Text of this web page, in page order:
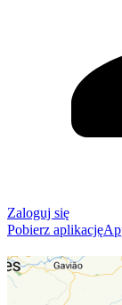
Zaloguj się
Pobierz aplikację